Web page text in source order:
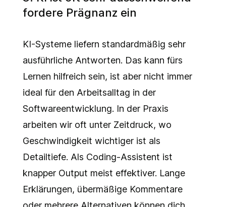
fordere Prägnanz ein
KI-Systeme liefern standardmäßig sehr
ausführliche Antworten. Das kann fürs
Lernen hilfreich sein, ist aber nicht immer
ideal für den Arbeitsalltag in der
Softwareentwicklung. In der Praxis
arbeiten wir oft unter Zeitdruck, wo
Geschwindigkeit wichtiger ist als
Detailtiefe. Als Coding-Assistent ist
knapper Output meist effektiver. Lange
Erklärungen, übermäßige Kommentare